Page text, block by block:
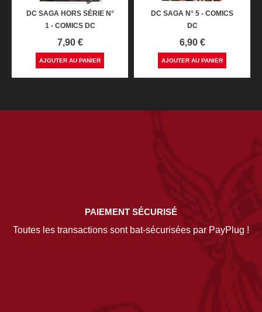
DC SAGA HORS SÉRIE N°
1 - COMICS DC
Prix
7,90 €
AJOUTER AU PANIER
DC SAGA N° 5 - COMICS
DC
Prix
6,90 €
AJOUTER AU PANIER
PAIEMENT SÉCURISÉ
Toutes les transactions sont bat-sécurisées par PayPlug !